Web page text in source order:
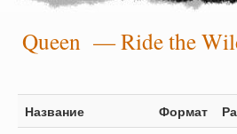
Queen — Ride the
Название Формат